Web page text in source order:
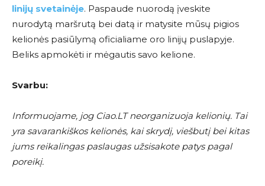
linijų svetainėje. Paspaude nuorodą įveskite
nurodytą maršrutą bei datą ir matysite mūsų pigios
kelionės pasiūlymą oficialiame oro linijų puslapyje.
Beliks apmokėti ir mėgautis savo kelione.
Svarbu:
Informuojame, jog Ciao.LT neorganizuoja kelionių. Tai
yra savarankiškos kelionės, kai skrydį, viešbutį bei kitas
jums reikalingas paslaugas užsisakote patys pagal
poreikį.